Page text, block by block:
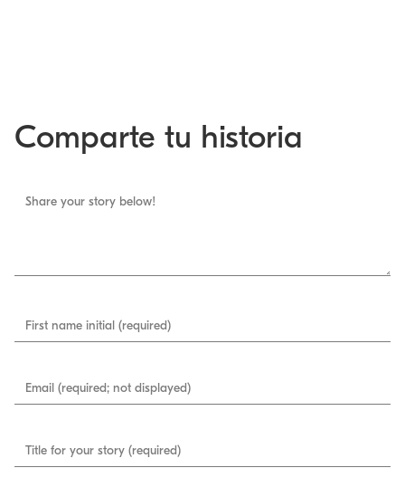
Comparte tu historia
Share your story below!
First name initial (required)
Email (required; not displayed)
Title for your story (required)